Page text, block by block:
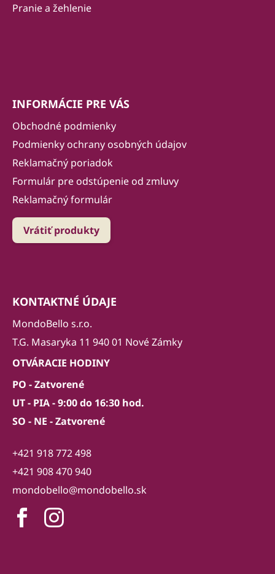
Pranie a žehlenie
INFORMÁCIE PRE VÁS
Obchodné podmienky
Podmienky ochrany osobných údajov
Reklamačný poriadok
Formulár pre odstúpenie od zmluvy
Reklamačný formulár
Vrátiť produkty
KONTAKTNÉ ÚDAJE
MondoBello s.r.o.
T.G. Masaryka 11 940 01 Nové Zámky
OTVÁRACIE HODINY
PO - Zatvorené
UT - PIA - 9:00 do 16:30 hod.
SO - NE - Zatvorené
+421 918 772 498
+421 908 470 940
mondobello@mondobello.sk